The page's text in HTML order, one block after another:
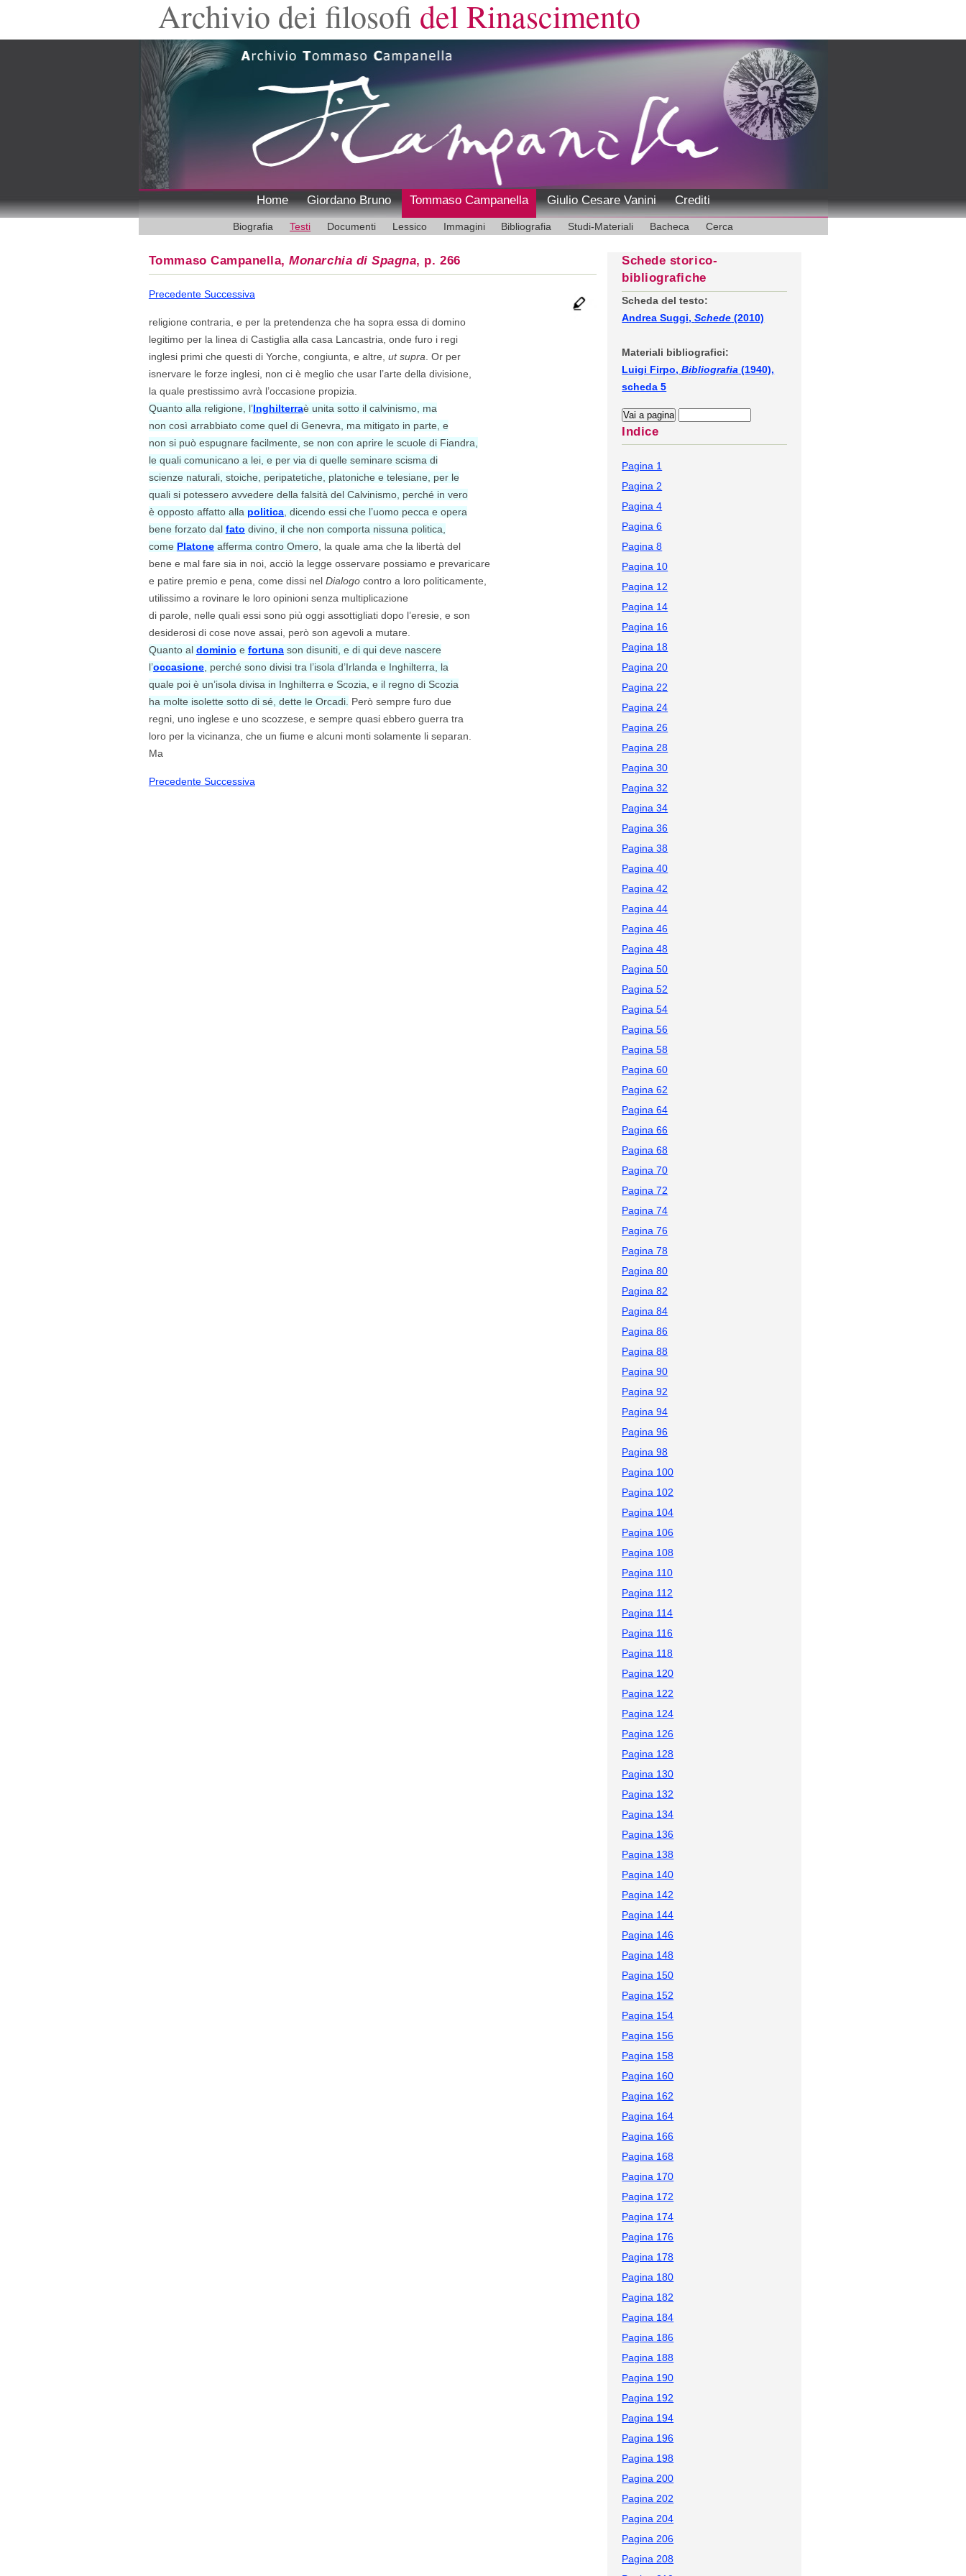
Archivio dei filosofi del Rinascimento
Home Giordano Bruno Tommaso Campanella Giulio Cesare Vanini Crediti
Biografia Testi Documenti Lessico Immagini Bibliografia Studi-Materiali Bacheca Cerca
Tommaso Campanella,Monarchia di Spagna, p. 266
Precedente Successiva
religione contraria, e per la pretendenza che ha sopra essa di domino
legitimo per la linea di Castiglia alla casa Lancastria, onde furo i regi
inglesi primi che questi di Yorche, congiunta, e altre, ut supra . Or per
isnervare le forze inglesi, non ci è meglio che usar l’arte della divisione,
la quale prestissimo avrà l’occasione propizia.
Quanto alla religione, l’Inghilterraè unita sotto il calvinismo, ma
non così arrabbiato come quel di Genevra, ma mitigato in parte, e
non si può espugnare facilmente, se non con aprire le scuole di Fiandra,
le quali comunicano a lei, e per via di quelle seminare scisma di
scienze naturali, stoiche, peripatetiche, platoniche e telesiane, per le
quali si potessero avvedere della falsità del Calvinismo, perché in vero
è opposto affatto alla politica, dicendo essi che l’uomo pecca e opera
bene forzato dal fato divino, il che non comporta nissuna politica,
come Platoneafferma contro Omero, la quale ama che la libertà del
bene e mal fare sia in noi, acciò la legge osservare possiamo e prevaricare
e patire premio e pena, come dissi nel Dialogocontro a loro politicamente,
utilissimo a rovinare le loro opinioni senza multiplicazione
di parole, nelle quali essi sono più oggi assottigliati dopo l’eresie, e son
desiderosi di cose nove assai, però son agevoli a mutare.
Quanto al dominio e fortunason disuniti, e di qui deve nascere
l’occasione, perché sono divisi tra l’isola d’Irlanda e Inghilterra, la
quale poi è un’isola divisa in Inghilterra e Scozia, e il regno di Scozia
ha molte isolette sotto di sé, dette le Orcadi. Però sempre furo due
regni, uno inglese e uno scozzese, e sempre quasi ebbero guerra tra
loro per la vicinanza, che un fiume e alcuni monti solamente li separan.
Ma
Precedente Successiva
Schede storico-
bibliografiche
Scheda del testo:
Andrea Suggi,Schede (2010)
Materiali bibliografici:
Luigi Firpo,Bibliografia (1940),
scheda 5
Indice
Pagina 1
Pagina 2
Pagina 4
Pagina 6
Pagina 8
Pagina 10
Pagina 12
Pagina 14
Pagina 16
Pagina 18
Pagina 20
Pagina 22
Pagina 24
Pagina 26
Pagina 28
Pagina 30
Pagina 32
Pagina 34
Pagina 36
Pagina 38
Pagina 40
Pagina 42
Pagina 44
Pagina 46
Pagina 48
Pagina 50
Pagina 52
Pagina 54
Pagina 56
Pagina 58
Pagina 60
Pagina 62
Pagina 64
Pagina 66
Pagina 68
Pagina 70
Pagina 72
Pagina 74
Pagina 76
Pagina 78
Pagina 80
Pagina 82
Pagina 84
Pagina 86
Pagina 88
Pagina 90
Pagina 92
Pagina 94
Pagina 96
Pagina 98
Pagina 100
Pagina 102
Pagina 104
Pagina 106
Pagina 108
Pagina 110
Pagina 112
Pagina 114
Pagina 116
Pagina 118
Pagina 120
Pagina 122
Pagina 124
Pagina 126
Pagina 128
Pagina 130
Pagina 132
Pagina 134
Pagina 136
Pagina 138
Pagina 140
Pagina 142
Pagina 144
Pagina 146
Pagina 148
Pagina 150
Pagina 152
Pagina 154
Pagina 156
Pagina 158
Pagina 160
Pagina 162
Pagina 164
Pagina 166
Pagina 168
Pagina 170
Pagina 172
Pagina 174
Pagina 176
Pagina 178
Pagina 180
Pagina 182
Pagina 184
Pagina 186
Pagina 188
Pagina 190
Pagina 192
Pagina 194
Pagina 196
Pagina 198
Pagina 200
Pagina 202
Pagina 204
Pagina 206
Pagina 208